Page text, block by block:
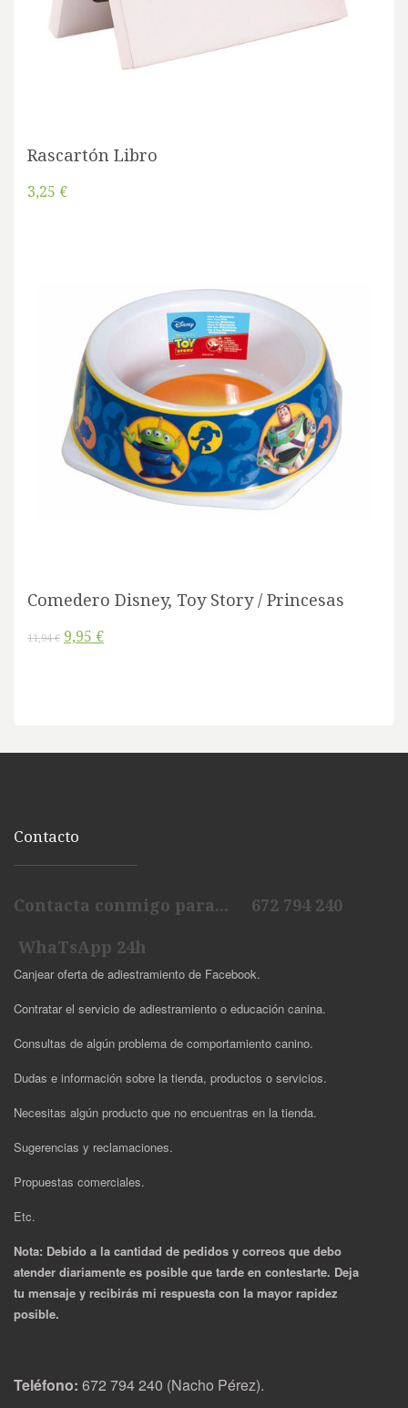
Rascartón Libro
3,25 €
Comedero Disney, Toy Story / Princesas
11,94 € 9,95 €
Contacto
Contacta conmigo para... 672 794 240
WhaTsApp 24h
Canjear oferta de adiestramiento de Facebook.
Contratar el servicio de adiestramiento o educación canina.
Consultas de algún problema de comportamiento canino.
Dudas e información sobre la tienda, productos o servicios.
Necesitas algún producto que no encuentras en la tienda.
Sugerencias y reclamaciones.
Propuestas comerciales.
Etc.
Nota: Debido a la cantidad de pedidos y correos que debo
atender diariamente es posible que tarde en contestarte. Deja
tu mensaje y recibirás mi respuesta con la mayor rapidez
posible.
Teléfono: 672 794 240 (Nacho Pérez).